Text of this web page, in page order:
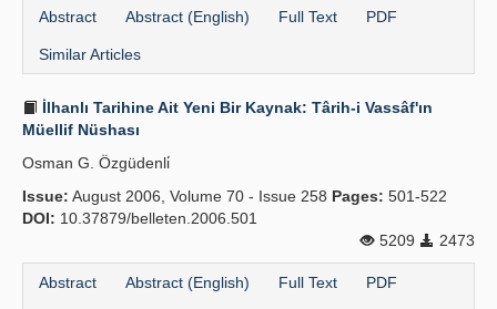
Abstract Abstract (English) Full Text PDF
Similar Articles
İlhanlı Tarihine Ait Yeni Bir Kaynak: Târih-i Vassâf'ın
Müellif Nüshası
Osman G. Özgüdenli̇
Issue: August 2006, Volume 70 - Issue 258 Pages: 501-522
DOI: 10.37879/belleten.2006.501
5209
2473
Abstract Abstract (English) Full Text PDF